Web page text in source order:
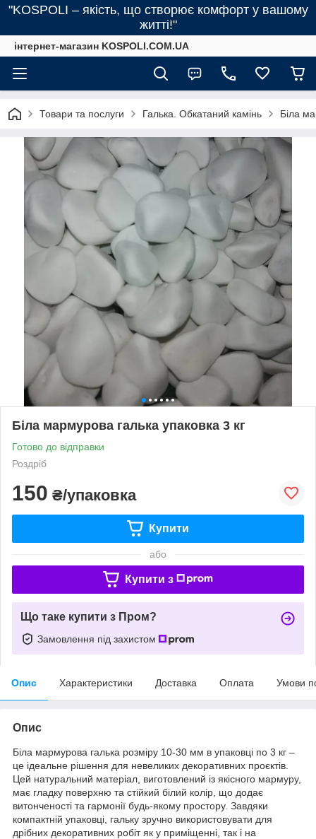
"KOSPOLI – якість, що створює комфорт у вашому
житті!"
інтернет-магазин KOSPOLI.COM.UA
Товари та послуги Галька. Обкатаний камінь Біла
Біла мармурова галька упаковка 3 кг
Готово до відправки
Роздріб
150 ₴/упаковка
Купити
або
Купити з
Що таке купити з Пром?
Замовлення під захистом
Опис Характеристики Доставка Оплата Умови
Опис
Біла мармурова галька розміру 10-30 мм в упаковці по 3 кг –
це ідеальне рішення для невеликих декоративних проєктів.
Цей натуральний матеріал, виготовлений із якісного мармуру,
має гладку поверхню та стійкий білий колір, що додає
витонченості та гармонії будь-якому простору. Завдяки
компактній упаковці, гальку зручно використовувати для
дрібних декоративних робіт як у приміщенні, так і на